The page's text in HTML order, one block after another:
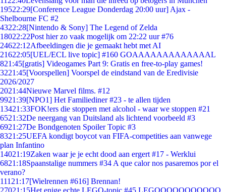
19522:29[Conference League Donderdag 20:00 uur] Ajax -
Shelbourne FC #2
4322:28[Nintendo & Sony] The Legend of Zelda
18022:22Post hier zo vaak mogelijk om 22:22 uur #76
24622:12Afbeeldingen die je gemaakt hebt met AI
21622:05[UEL/ECL live topic] #160 GOAAAAAAAAAAAAAL
821:45[gratis] Videogames Part 9: Gratis en free-to-play games!
3221:45[Voorspellen] Voorspel de eindstand van de Eredivisie
2026/2027
2021:44Nieuwe Marvel films. #12
9921:39[NPO1] Het Familiediner #23 - te allen tijden
13421:33FOK!ers die stoppen met alcohol - waar we stoppen #21
6521:32De neergang van Duitsland als lichtend voorbeeld #3
6921:27De Bondgenoten Spoiler Topic #3
8321:25UEFA kondigt boycot van FIFA-competities aan vanwege
plan Infantino
14021:19Zaken waar je je echt dood aan ergert #17 - Werklui
6821:18Spaanstalige nummers #34 A que calor nos pasaremos por el
verano?
111 21:17[Wielrennen #616] Brennan!
27021:15Het enige echte LEGO-topic #45 LEGOOOOOOOOOOO